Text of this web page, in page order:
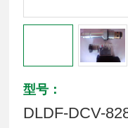
型号：
DLDF-DCV-